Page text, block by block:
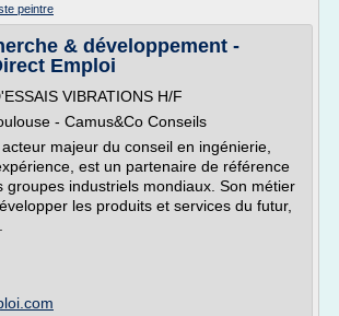
peintre
& développement -
Emploi
VIBRATIONS H/F
- Camus&Co Conseils
majeur du conseil en ingénierie,
est un partenaire de référence
groupes industriels mondiaux. Son métier
les produits et services du futur,